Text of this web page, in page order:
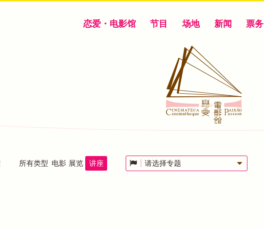
恋爱・电影馆 节目 场地 新闻 票务
所有类型 电影 展览 讲座 请选择专题